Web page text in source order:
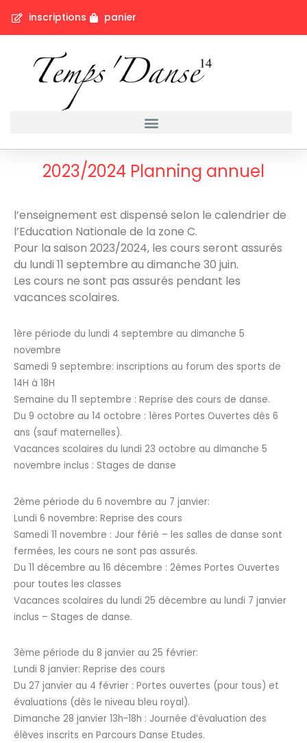
inscriptions panier
2023/2024 Planning annuel
l’enseignement est dispensé selon le calendrier de
l’Education Nationale de la zone C.
Pour la saison 2023/2024, les cours seront assurés
du lundi 11 septembre au dimanche 30 juin.
Les cours ne sont pas assurés pendant les
vacances scolaires.
1ère période du lundi 4 septembre au dimanche 5
novembre
Samedi 9 septembre: inscriptions au forum des sports de
14H à 18H
Semaine du 11 septembre : Reprise des cours de danse.
Du 9 octobre au 14 octobre : 1ères Portes Ouvertes dès 6
ans (sauf maternelles).
Vacances scolaires du lundi 23 octobre au dimanche 5
novembre inclus : Stages de danse
2ème période du 6 novembre au 7 janvier:
Lundi 6 novembre: Reprise des cours
Samedi 11 novembre : Jour férié – les salles de danse sont
fermées, les cours ne sont pas assurés.
Du 11 décembre au 16 décembre : 2èmes Portes Ouvertes
pour toutes les classes
Vacances scolaires du lundi 25 décembre au lundi 7 janvier
inclus – Stages de danse.
3ème période du 8 janvier au 25 février:
Lundi 8 janvier: Reprise des cours
Du 27 janvier au 4 février : Portes ouvertes (pour tous) et
évaluations (dès le niveau bleu royal).
Dimanche 28 janvier 13h-18h : Journée d’évaluation des
élèves inscrits en Parcours Danse Etudes.